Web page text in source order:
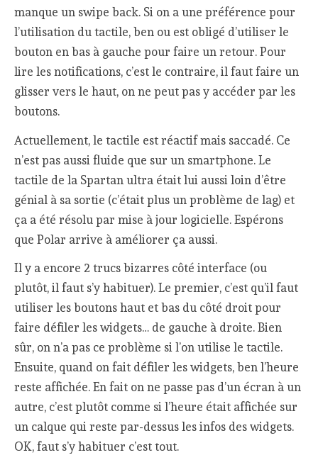
manque un swipe back. Si on a une préférence pour
l’utilisation du tactile, ben ou est obligé d’utiliser le
bouton en bas à gauche pour faire un retour. Pour
lire les notifications, c’est le contraire, il faut faire un
glisser vers le haut, on ne peut pas y accéder par les
boutons.
Actuellement, le tactile est réactif mais saccadé. Ce
n’est pas aussi fluide que sur un smartphone. Le
tactile de la Spartan ultra était lui aussi loin d’être
génial à sa sortie (c’était plus un problème de lag) et
ça a été résolu par mise à jour logicielle. Espérons
que Polar arrive à améliorer ça aussi.
Il y a encore 2 trucs bizarres côté interface (ou
plutôt, il faut s’y habituer). Le premier, c’est qu’il faut
utiliser les boutons haut et bas du côté droit pour
faire défiler les widgets… de gauche à droite. Bien
sûr, on n’a pas ce problème si l’on utilise le tactile.
Ensuite, quand on fait défiler les widgets, ben l’heure
reste affichée. En fait on ne passe pas d’un écran à un
autre, c’est plutôt comme si l’heure était affichée sur
un calque qui reste par-dessus les infos des widgets.
OK, faut s’y habituer c’est tout.